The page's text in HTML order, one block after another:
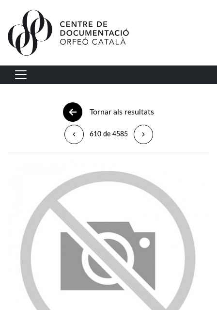
Vés al contingut
Navegació principal
Tornar als resultats
610 de 4585